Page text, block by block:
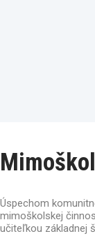
Úspechom
mimoškolskej
učiteľkou základnej